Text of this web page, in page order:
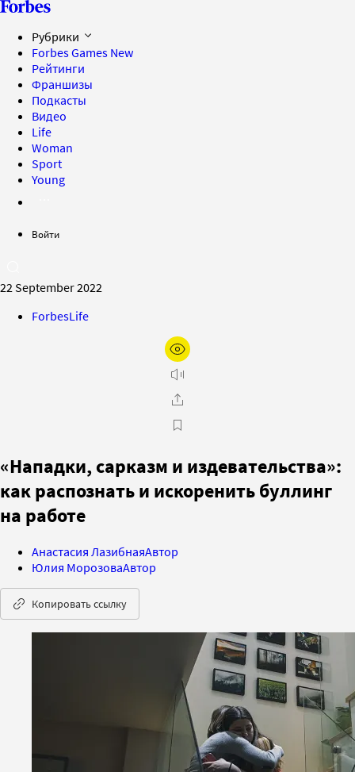
Рубрики
Forbes Games New
Рейтинги
Франшизы
Подкасты
Видео
Life
Woman
Sport
Young
Войти
22 September 2022
ForbesLife
«Нападки, сарказм и издевательства»:
как распознать и искоренить буллинг
на работе
Анастасия ЛазибнаяАвтор
Юлия МорозоваАвтор
Копировать ссылку